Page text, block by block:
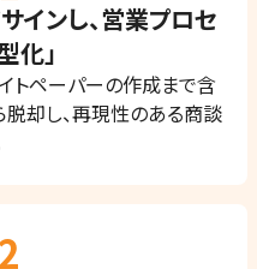
インし、​営業プロセ
化」
イトペーパーの作成まで含
却し、再現性のある商談